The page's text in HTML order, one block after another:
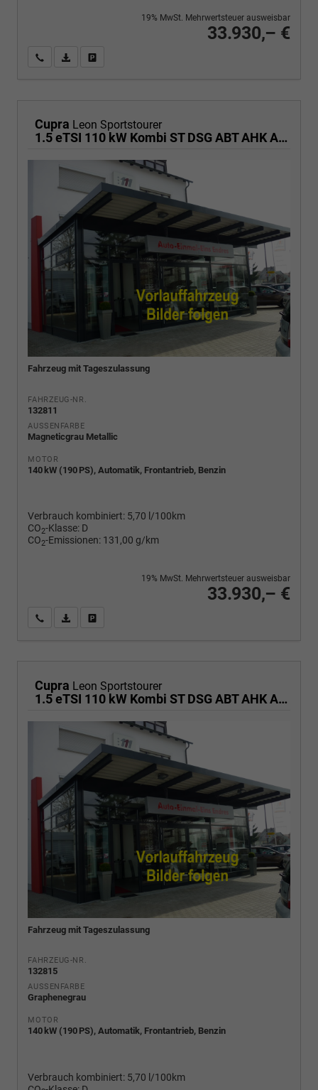
33.930,– €
19% MwSt. Mehrwertsteuer ausweisbar
Wir rufen Sie anPDF-Fahrzeugexposé drucken
Cupra Leon Sportstourer
1.5 eTSI 110 kW Kombi ST DSG ABT AHK ACC LED
Fahrzeug mit Tageszulassung
FAHRZEUG-NR.
132811
AUSSENFARBE
Magneticgrau Metallic
MOTOR
140 kW (190 PS), Automatik, Frontantrieb, Benzin
Verbrauch kombiniert: 5,70 l/100km
CO2-Klasse: D
CO2-Emissionen: 131,00 g/km
33.930,– €
19% MwSt. Mehrwertsteuer ausweisbar
Wir rufen Sie anPDF-Fahrzeugexposé drucken
Cupra Leon Sportstourer
1.5 eTSI 110 kW Kombi ST DSG ABT AHK ACC LED
Fahrzeug mit Tageszulassung
FAHRZEUG-NR.
132815
AUSSENFARBE
Graphenegrau
MOTOR
140 kW (190 PS), Automatik, Frontantrieb, Benzin
Verbrauch kombiniert: 5,70 l/100km